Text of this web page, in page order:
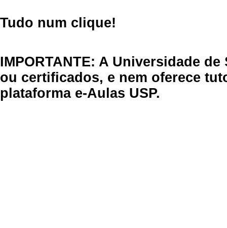
Tudo num clique!
IMPORTANTE: A Universidade
ou certificados, e nem oferece
plataforma e-Aulas USP.